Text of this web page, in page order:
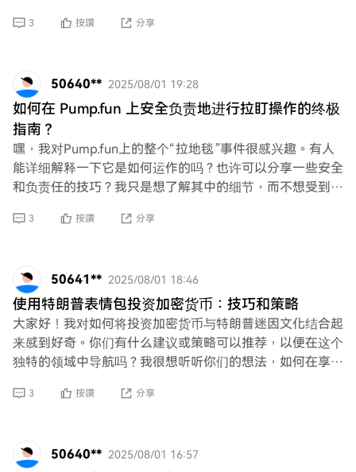
3 按讚 分享
50640** 2025/08/01 19:28
如何在 Pump.fun 上安全负责地进行拉盯操作的终极
指南？
嘿，我对Pump.fun上的整个“拉地毯”事件很感兴趣。有人
能详细解释一下它是如何运作的吗？也许可以分享一些安全
和负责任的技巧？我只是想了解其中的细节，而不想受到损
3 按讚 分享
50641** 2025/08/01 18:46
使用特朗普表情包投资加密货币：技巧和策略
大家好！我对如何将投资加密货币与特朗普迷因文化结合起
来感到好奇。你们有什么建议或策略可以推荐，以便在这个
独特的领域中导航吗？我很想听听你们的想法，如何在享受
3 按讚 分享
50640** 2025/08/01 16:57